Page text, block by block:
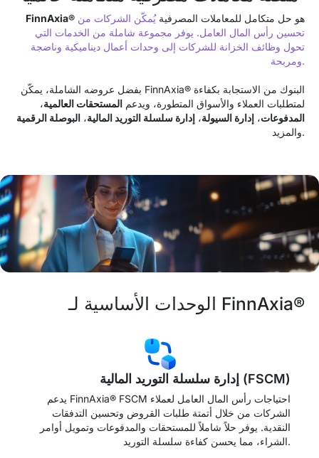
FinnAxia® هو حل متكامل للمعاملات المصرفيةيُمكّن الشركات من
تحسين رأس المال العامل. يوفر مجموعة شاملة من الخدمات التي
تحول وظائف الخزانة للشركات إلى وحدات أعمال ديناميكية وناضجة
ومربحة.
بفضل عروضه الشاملة، يمكّن FinnAxia® البنوك من الاستجابة بكفاءة
لمتطلبات العملاء والأسواق المتطورة، ويدعم المستحقات العالمية،
المدفوعات، إدارة السيولة، إدارة سلسلة التوريد المالية، البوصلة الرقمية
والمزيد.
الوحدات الأساسية لـ FinnAxia®
إدارة سلسلة التوريد المالية (FSCM)
يدعم FinnAxia® FSCM احتياجات رأس المال العامل لعملاء
الشركات من خلال أتمتة طلبات القروض وتحسين التدفقات
النقدية. يوفر حلاً شاملاً للمستحقات والمدفوعات وتمويل أوامر
الشراء، مما يحسن كفاءة سلسلة التوريد.